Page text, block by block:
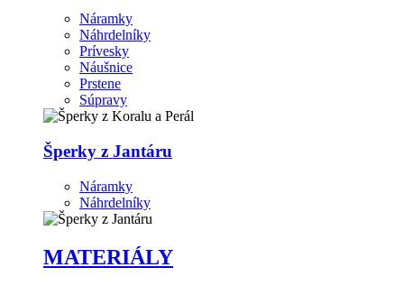
Náramky
Náhrdelníky
Prívesky
Náušnice
Prstene
Súpravy
Šperky z Jantáru
Náramky
Náhrdelníky
MATERIÁLY